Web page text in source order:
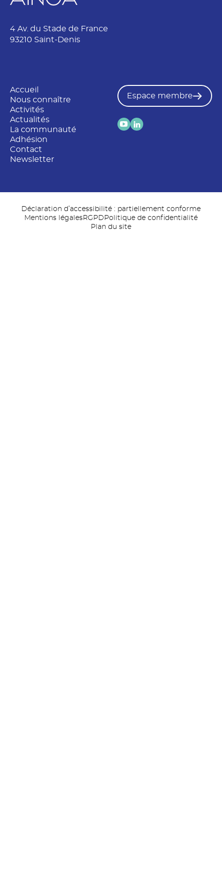
E
i
l
4 Av. du Stade de France
93210 Saint-Denis
Accueil
Nous connaître
Activités
Actualités
La communauté
Adhésion
Contact
Newsletter
Espace membre
Déclaration d’accessibilité : partiellement conforme
Mentions légalesRGPD Politique de confidentialité
Plan du site